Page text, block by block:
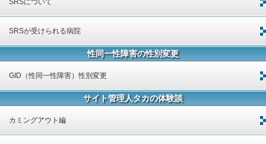
SRSについて
SRSが受けられる病院
性同一性障害の性別変更
GID（性同一性障害）性別変更
サイト管理人タカの体験談
カミングアウト編